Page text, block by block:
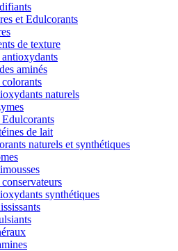
et Edulcorants
de texture
aminés
naturels
de lait
naturels et synthétiques
synthétiques